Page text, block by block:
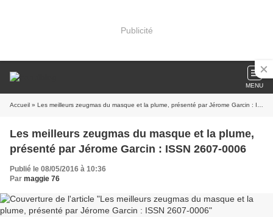
Publicité
MENU
Accueil » Les meilleurs zeugmas du masque et la plume, présenté par Jérome Garcin : ISSN 2607-0006
Les meilleurs zeugmas du masque et la plume,
présenté par Jérome Garcin : ISSN 2607-0006
Publié le 08/05/2016 à 10:36
Par maggie 76